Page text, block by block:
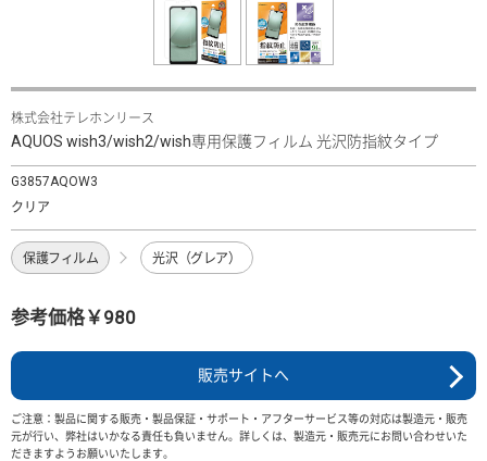
株式会社テレホンリース
AQUOS wish3/wish2/wish専用保護フィルム 光沢防指紋タイプ
G3857AQOW3
クリア
保護フィルム 光沢（グレア）
参考価格￥980
販売サイトへ
ご注意：製品に関する販売・製品保証・サポート・アフターサービス等の対応は製造元・販売
元が行い、弊社はいかなる責任も負いません。詳しくは、製造元・販売元にお問い合わせいた
だきますようお願いいたします。